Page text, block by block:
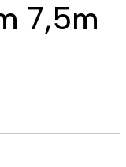
7,5m